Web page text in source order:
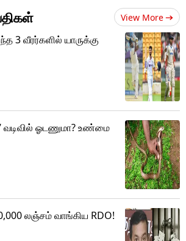
View More
3 வீரர்களில் யாருக்கு
வடிவில் ஓடணுமா? உண்மை
லஞ்சம் வாங்கிய RDO!